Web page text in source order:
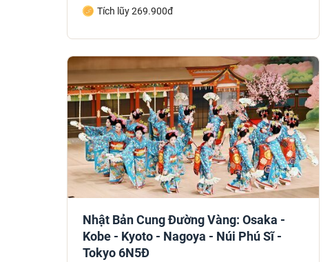
Tích lũy 269.900đ
Nhật Bản Cung Đường Vàng: Osaka -
Kobe - Kyoto - Nagoya - Núi Phú Sĩ -
Tokyo 6N5Đ